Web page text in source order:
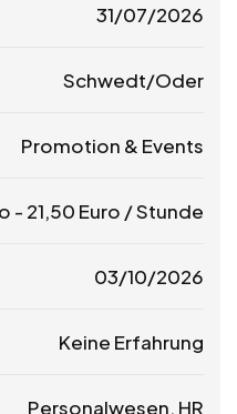
31/07/2026
Schwedt/Oder
Promotion & Events
- 21,50 Euro / Stunde
03/10/2026
Keine Erfahrung
Personalwesen, HR